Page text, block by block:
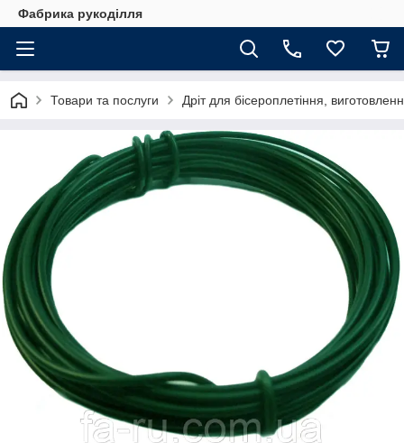
Фабрика рукоділля
Товари та послуги Дріт для бісероплетіння,